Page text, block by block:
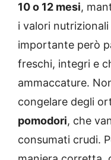
10 o 12 mesi,
i valori nutrizionali
importante però
freschi, integri e
ammaccature.
congelare degli
pomodori, che
consumati crudi.